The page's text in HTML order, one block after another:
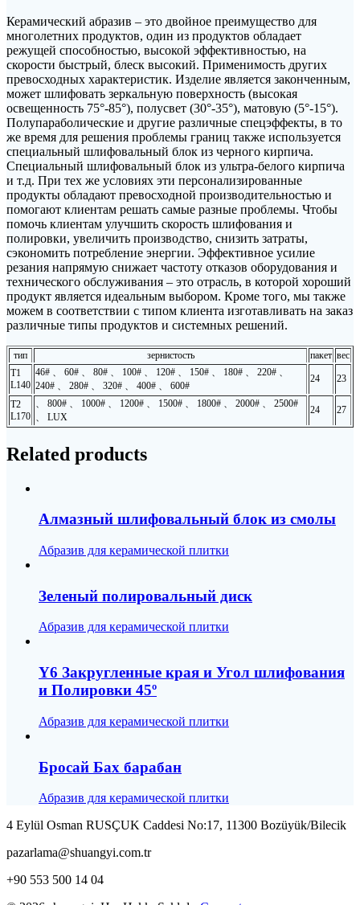
Керамический абразив – это двойное преимущество для
многолетних продуктов, один из продуктов обладает
режущей способностью, высокой эффективностью, на
скорости быстрый, блеск высокий. Применимость других
превосходных характеристик. Изделие является законченным,
может шлифовать зеркальную поверхность (высокая
освещенность 75°-85°), полусвет (30°-35°), матовую (5°-15°).
Полупараболические и другие различные спецэффекты, в то
же время для решения проблемы границ также используется
специальный шлифовальный блок из черного кирпича.
Специальный шлифовальный блок из ультра-белого кирпича
и т.д. При тех же условиях эти персонализированные
продукты обладают превосходной производительностью и
помогают клиентам решать самые разные проблемы. Чтобы
помочь клиентам улучшить скорость шлифования и
полировки, увеличить производство, снизить затраты,
сэкономить потребление энергии. Эффективное усилие
резания напрямую снижает частоту отказов оборудования и
технического обслуживания – это отрасль, в которой хороший
продукт является идеальным выбором. Кроме того, мы также
можем в соответствии с типом клиента изготавливать на заказ
различные типы продуктов и системных решений.
тип зернистость пакет вес
T1
L140
46# 、 60# 、 80# 、 100# 、 120# 、 150# 、 180# 、 220# 、
240# 、 280# 、 320# 、 400# 、 600#
24 23
T2
L170
、 800# 、 1000# 、 1200# 、 1500# 、 1800# 、 2000# 、 2500#
、 LUX
24 27
Related products
Алмазный шлифовальный блок из смолы
Абразив для керамической плитки
Зеленый полировальный диск
Абразив для керамической плитки
Y6 Закругленные края и Угол шлифования
и Полировки 45º
Абразив для керамической плитки
Бросай Бах барабан
Абразив для керамической плитки
4 Eylül Osman RUSÇUK Caddesi No:17, 11300 Bozüyük/Bilecik
pazarlama@shuangyi.com.tr
+90 553 500 14 04